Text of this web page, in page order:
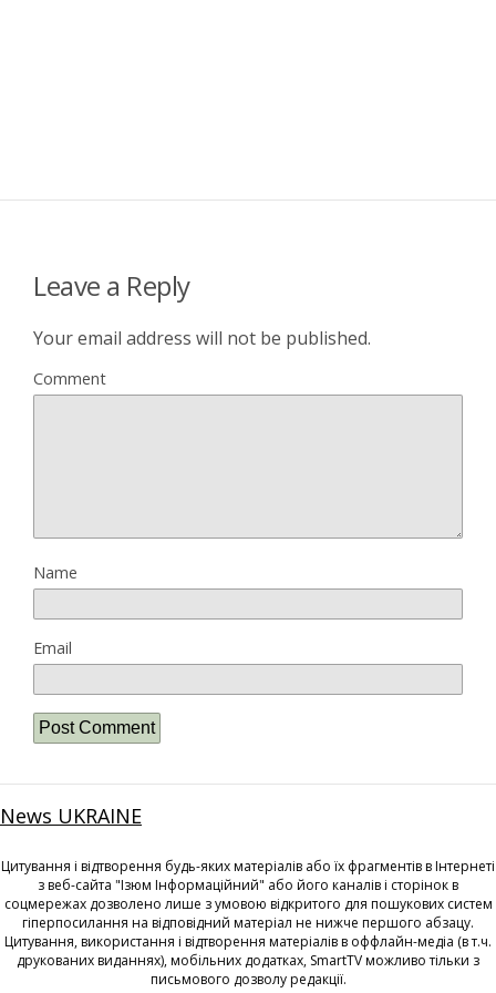
Leave a Reply
Your email address will not be published.
Comment
Name
Email
News UKRAINE
Цитування і відтворення будь-яких матеріалів або їх фрагментів в Інтернеті
з веб-сайта "Ізюм Інформаційний" або його каналів і сторінок в
соцмережах дозволено лише з умовою відкритого для пошукових систем
гіперпосилання на відповідний матеріал не нижче першого абзацу.
Цитування, використання і відтворення матеріалів в оффлайн-медіа (в т.ч.
друкованих виданнях), мобільних додатках, SmartTV можливо тільки з
письмового дозволу редакції.